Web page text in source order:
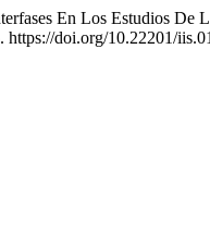
En Los Estudios De
https://doi.org/10.22201/